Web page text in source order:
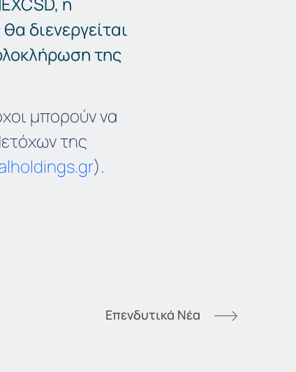
διενεργείται
της
μπορούν να
της
).
Επενδυτικά Νέα